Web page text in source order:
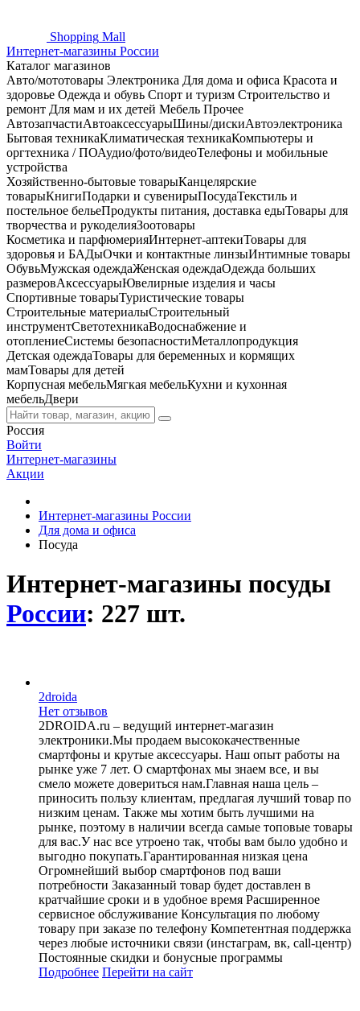
Shopping Mall
Интернет-магазины России
Каталог магазинов
Авто/мототовары Электроника Для дома и офиса Красота и
здоровье Одежда и обувь Спорт и туризм Строительство и
ремонт Для мам и их детей Мебель Прочее
АвтозапчастиАвтоаксессуарыШины/дискиАвтоэлектроника
Бытовая техникаКлиматическая техникаКомпьютеры и
оргтехника / ПОАудио/фото/видеоТелефоны и мобильные
устройства
Хозяйственно-бытовые товарыКанцелярские
товарыКнигиПодарки и сувенирыПосудаТекстиль и
постельное бельеПродукты питания, доставка едыТовары для
творчества и рукоделияЗоотовары
Косметика и парфюмерияИнтернет-аптекиТовары для
здоровья и БАДыОчки и контактные линзыИнтимные товары
ОбувьМужская одеждаЖенская одеждаОдежда больших
размеровАксессуарыЮвелирные изделия и часы
Спортивные товарыТуристические товары
Строительные материалыСтроительный
инструментСветотехникаВодоснабжение и
отоплениеСистемы безопасностиМеталлопродукция
Детская одеждаТовары для беременных и кормящих
мамТовары для детей
Корпусная мебельМягкая мебельКухни и кухонная
мебельДвери
Россия
Войти
Интернет-магазины
Акции
Интернет-магазины России
Для дома и офиса
Посуда
Интернет-магазины посуды
России: 227 шт.
2droida
Нет отзывов
2DROIDA.ru – ведущий интернет-магазин
электроники.Мы продаем высококачественные
смартфоны и крутые аксессуары. Наш опыт работы на
рынке уже 7 лет. О смартфонах мы знаем все, и вы
смело можете довериться нам.Главная наша цель –
приносить пользу клиентам, предлагая лучший товар по
низким ценам. Также мы хотим быть лучшими на
рынке, поэтому в наличии всегда самые топовые товары
для вас.У нас все утроено так, чтобы вам было удобно и
выгодно покупать.Гарантированная низкая цена
Огромнейший выбор смартфонов под ваши
потребности Заказанный товар будет доставлен в
кратчайшие сроки и в удобное время Расширенное
сервисное обслуживание Консультация по любому
товару при заказе по телефону Компетентная поддержка
через любые источники связи (инстаграм, вк, call-центр)
Постоянные скидки и бонусные программы
Подробнее Перейти на сайт